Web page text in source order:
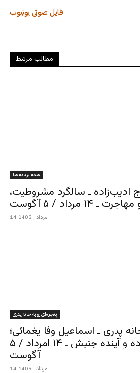
یوتیوب فایل صوتی
مطالب مرتبط
همه برنامه ها
ادیب‌زاده ـ سالگرد مشروطیت،
مرداد / ۵ آگوست
14 مرداد , 1405
پنجره‌ای رو به خانه پدری
پدری ـ اسماعیل وفا یغمائی؛
جایگاه شاهزاده و آینده جنبش ـ ۱۴ امرداد / ۵
آگوست
14 مرداد , 1405